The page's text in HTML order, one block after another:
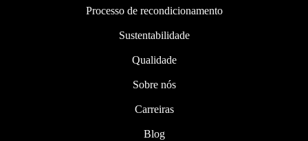
Processo de recondicionamento
Sustentabilidade
Qualidade
Sobre nós
Carreiras
Blog